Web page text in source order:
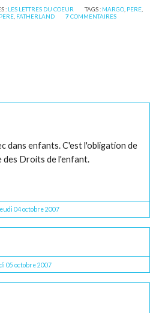
: LES LETTRES DU COEUR TAGS : MARGO, PERE,
FATHERLAND 7COMMENTAIRES
dans enfants. C'est l'obligation de
des Droits de l'enfant.
04 octobre 2007
05 octobre 2007